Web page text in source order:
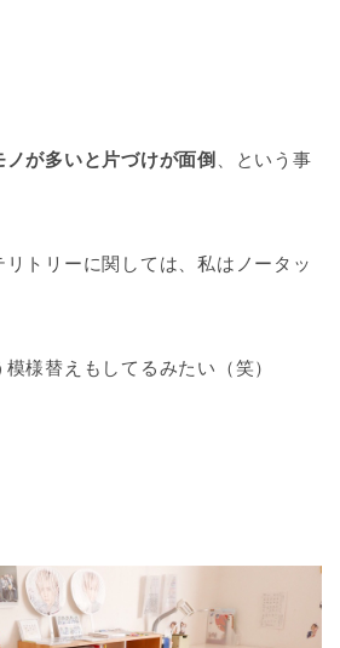
ノが多いと片づけが面倒
、という事
トリーに関しては、私はノータッ
様替えもしてるみたい（笑）